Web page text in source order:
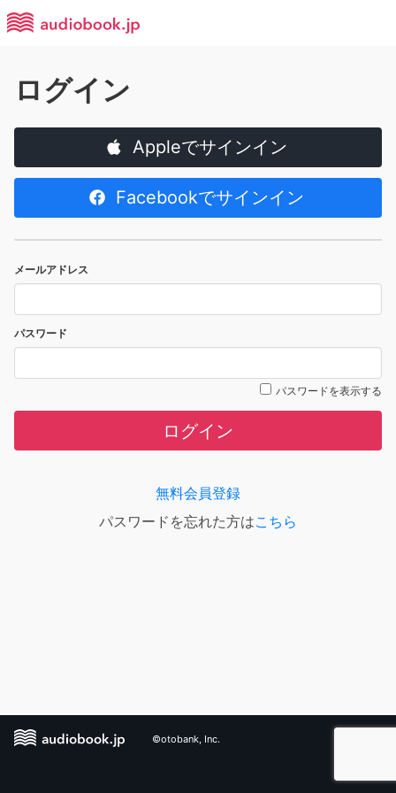
ログイン
Appleでサインイン
Facebookでサインイン
メールアドレス
パスワード
パスワードを表示する
ログイン
無料会員登録
パスワードを忘れた方はこちら
©otobank, Inc.